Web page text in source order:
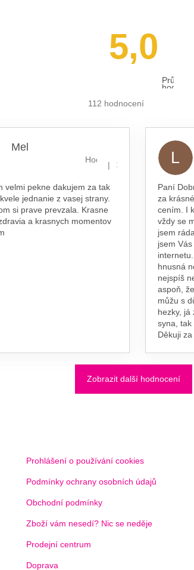
5,0
Průměrné
112 hodnocení
Mel
Hodnocení obchodu je 5 z 5
| 16.7.2026
velmi pekne dakujem za tak
jednanie z vasej strany.
si prave prevzala. Krasne
a krasnych momentov
L
Paní
za
cením. I
vždy se
jsem
jsem
hnusná
nejspíš
aspoň,
můžu s
hezky, já
syna, tak
Děkuji
Zobrazit další hodnocení
Prohlášení o používání cookies
Podmínky ochrany osobních údajů
Obchodní podmínky
Zboží vám nesedí? Nic se neděje
Prodejní centrum
Doprava